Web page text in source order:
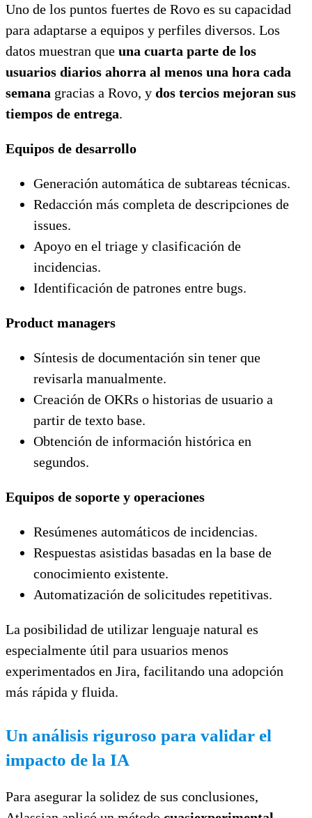
Uno de los puntos fuertes de Rovo es su capacidad
para adaptarse a equipos y perfiles diversos. Los
datos muestran que una cuarta parte de los
usuarios diarios ahorra al menos una hora cada
semana gracias a Rovo, y dos tercios mejoran sus
tiempos de entrega.
Equipos de desarrollo
Generación automática de subtareas técnicas.
Redacción más completa de descripciones de
issues.
Apoyo en el triage y clasificación de
incidencias.
Identificación de patrones entre bugs.
Product managers
Síntesis de documentación sin tener que
revisarla manualmente.
Creación de OKRs o historias de usuario a
partir de texto base.
Obtención de información histórica en
segundos.
Equipos de soporte y operaciones
Resúmenes automáticos de incidencias.
Respuestas asistidas basadas en la base de
conocimiento existente.
Automatización de solicitudes repetitivas.
La posibilidad de utilizar lenguaje natural es
especialmente útil para usuarios menos
experimentados en Jira, facilitando una adopción
más rápida y fluida.
Un análisis riguroso para validar el
impacto de la IA
Para asegurar la solidez de sus conclusiones,